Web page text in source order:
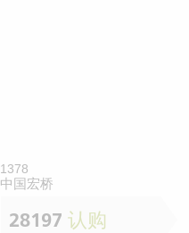
1378
中国宏桥
28197 认购